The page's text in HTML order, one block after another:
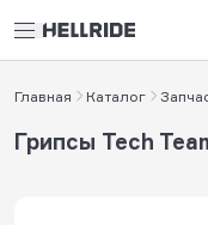
Главная Каталог
Грипсы Tech